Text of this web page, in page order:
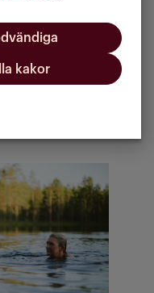
kakor